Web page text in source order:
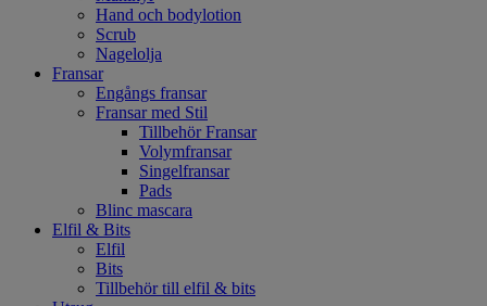
Hand och bodylotion
Scrub
Nagelolja
Fransar
Engångs fransar
Fransar med Stil
Tillbehör Fransar
Volymfransar
Singelfransar
Pads
Blinc mascara
Elfil & Bits
Elfil
Bits
Tillbehör till elfil & bits